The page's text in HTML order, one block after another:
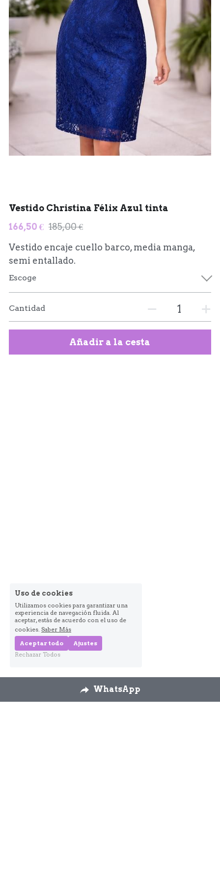
Desistimiento
Buscar
644 929 051
Vestido Christina Félix Azul tinta
166,50 € 185,00 €
Vestido encaje cuello barco, media manga,
semi entallado.
Escoge
Cantidad
Añadir a la cesta
Sonia Peña
WhatsApp
Uso de cookies
Utilizamos cookies para garantizar una
experiencia de navegación fluida. Al
aceptar, estás de acuerdo con el uso de
cookies. Saber Más
Aceptar todo
Ajustes
Rechazar Todos